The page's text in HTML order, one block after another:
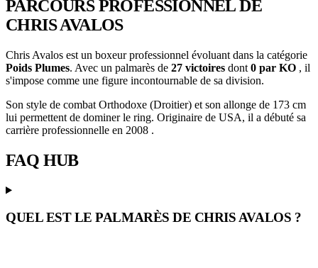
PARCOURS PROFESSIONNELDE
CHRIS AVALOS
Chris Avalos est un boxeur professionnel évoluant dans la catégorie
Poids Plumes. Avec un palmarès de 27 victoires dont 0 par KO , il
s'impose comme une figure incontournable de sa division.
Son style de combat Orthodoxe (Droitier) et son allonge de 173 cm
lui permettent de dominer le ring. Originaire de USA, il a débuté sa
carrière professionnelle en 2008 .
FAQ HUB
QUEL EST LE PALMARÈS DE CHRIS AVALOS ?